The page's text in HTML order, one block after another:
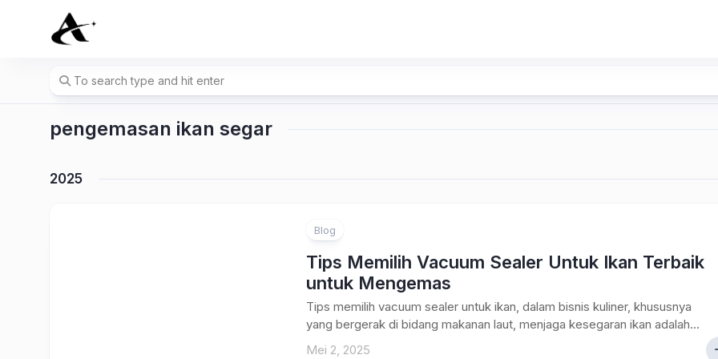
pengemasan ikan segar
2025
Blog
Tips Memilih Vacuum Sealer Untuk Ikan Terbaik
untuk Mengemas
Tips memilih vacuum sealer untuk ikan, dalam bisnis kuliner, khususnya
yang bergerak di bidang makanan laut, menjaga kesegaran ikan adalah...
Mei 2, 2025